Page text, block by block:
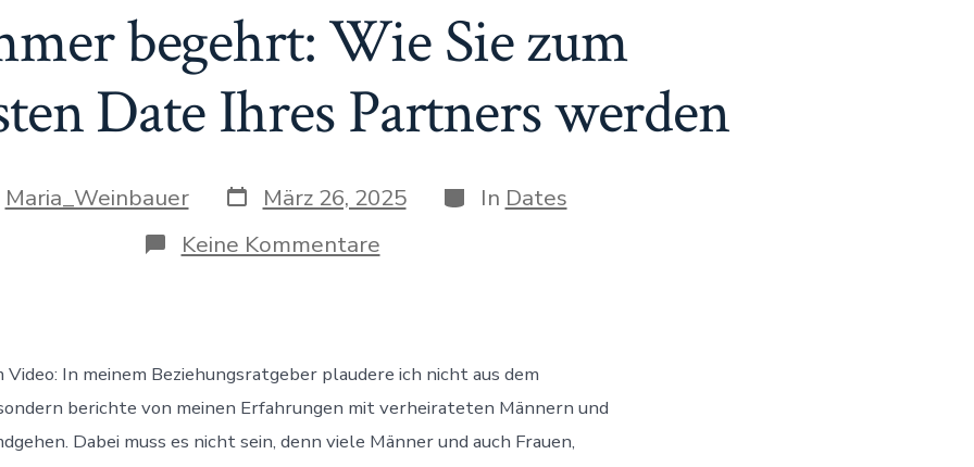
begehrt: Wie Sie zum
Date Ihres Partners werden
Maria_Weinbauer Veröffentlichungsdatum
März 26, 2025 Kategorien
In Dates
Keine Kommentarezu
Für
zum
aufregendsten
Date
Ihres
In meinem Beziehungsratgeber plaudere ich nicht aus dem
berichte von meinen Erfahrungen mit verheirateten Männern und
Dabei muss es nicht sein, denn viele Männer und auch Frauen,